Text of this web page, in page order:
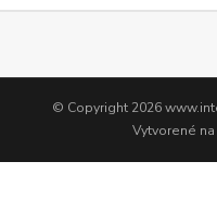
© Copyright 2026
Vytvorené na